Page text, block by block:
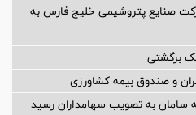
۲۵ درصدی شرکت صنایع پتروشیمی خلیج فارس به
و صندوق بیمه كشاورزی